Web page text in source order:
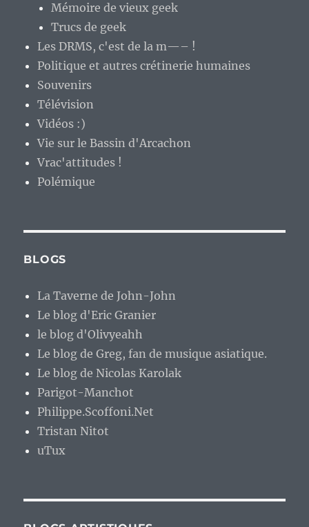
Mémoire de vieux geek
Trucs de geek
Les DRMS, c'est de la m—– !
Politique et autres crétinerie humaines
Souvenirs
Télévision
Vidéos :)
Vie sur le Bassin d'Arcachon
Vrac'attitudes !
Polémique
BLOGS
La Taverne de John-John
Le blog d'Eric Granier
le blog d'Olivyeahh
Le blog de Greg, fan de musique asiatique.
Le blog de Nicolas Karolak
Parigot-Manchot
Philippe.Scoffoni.Net
Tristan Nitot
uTux